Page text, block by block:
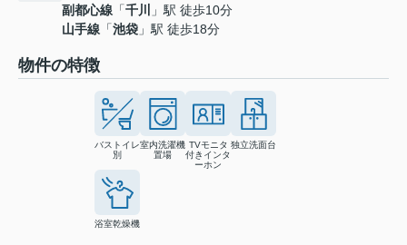
副都心線 「千川
」駅 徒歩10分
山手線 「池袋 」駅 徒歩18分
物件の特徴
バストイレ
別
室内洗濯機
置場
TVモニタ
付きインタ
ーホン
独立洗面台
浴室乾燥機